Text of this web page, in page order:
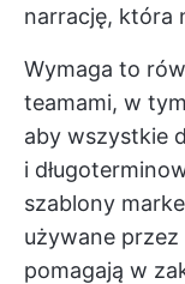
narrację, która
Wymaga to
teamami, w
aby wszystkie
i
szablony
używane
pomagają w